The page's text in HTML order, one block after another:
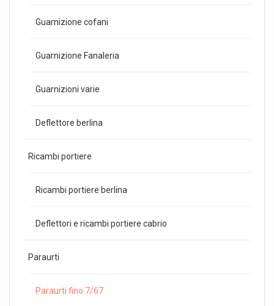
Guarnizione cofani
Guarnizione Fanaleria
Guarnizioni varie
Deflettore berlina
Ricambi portiere
Ricambi portiere berlina
Deflettori e ricambi portiere cabrio
Paraurti
Paraurti fino 7/67